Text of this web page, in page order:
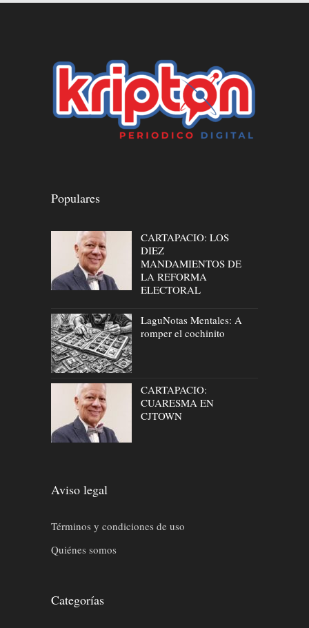
Populares
CARTAPACIO: LOS
DIEZ
MANDAMIENTOS DE
LA REFORMA
ELECTORAL
LaguNotas Mentales: A
romper el cochinito
CARTAPACIO:
CUARESMA EN
CJTOWN
Aviso legal
Términos y condiciones de uso
Quiénes somos
Categorías